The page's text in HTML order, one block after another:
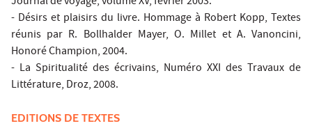
- Désirs et plaisirs du livre. Hommage à Robert Kopp, Textes
réunis par R. Bollhalder Mayer, O. Millet et A. Vanoncini,
Honoré Champion, 2004.
- La Spiritualité des écrivains, Numéro XXI des Travaux de
Littérature, Droz, 2008.
EDITIONS DE TEXTES